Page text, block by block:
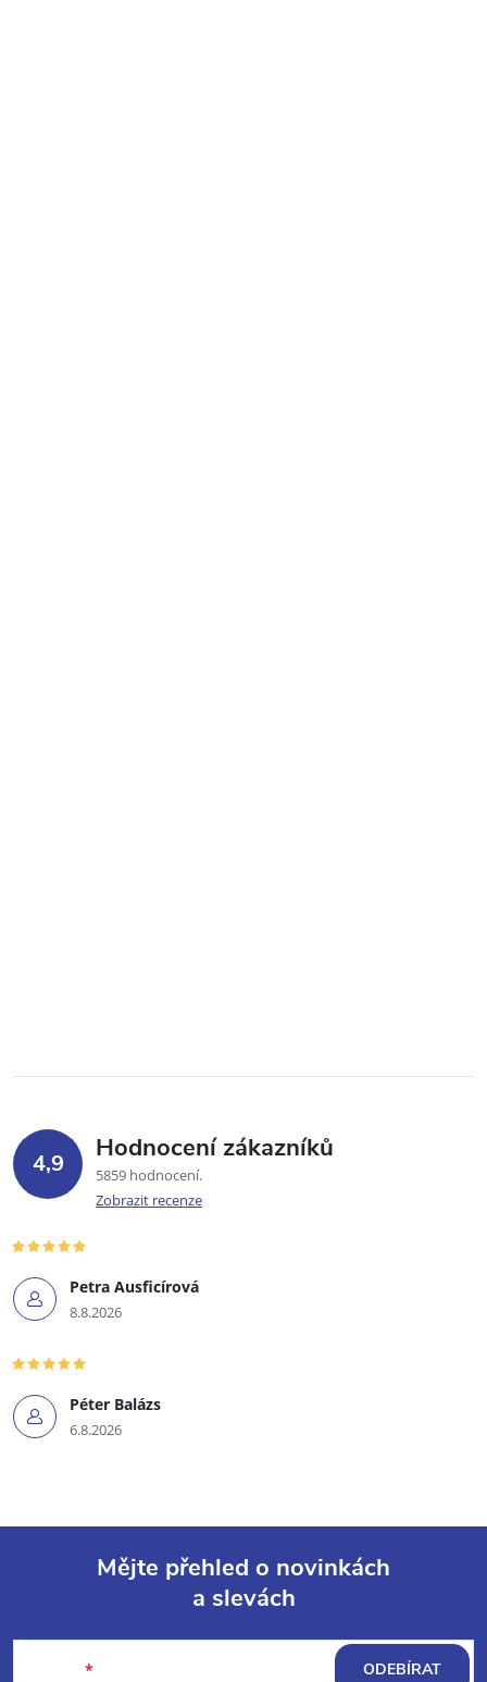
4,9 Hodnocení zákazníků
5859 hodnocení
Zobrazit recenze
Petra Ausficírová
8.8.2026
Péter Balázs
6.8.2026
Mějte přehled o novinkách
a slevách
ODEBÍRAT